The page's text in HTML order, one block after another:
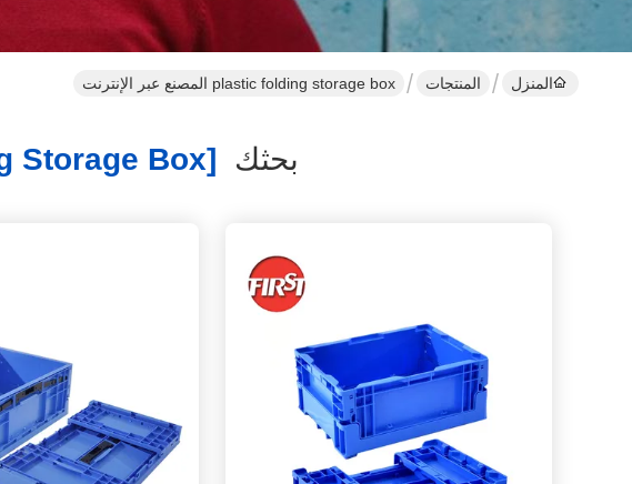
المنزل المنتجات plastic folding storage box المصنع عبر الإنترنت
بحثك [plastic Folding Storage Box ]